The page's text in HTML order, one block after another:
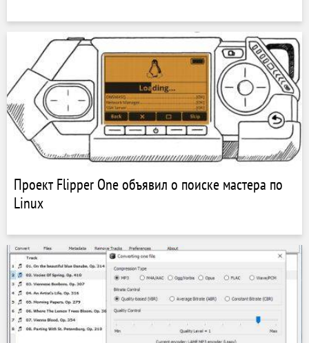
Проект Flipper One объявил о поиске мастера по
Linux